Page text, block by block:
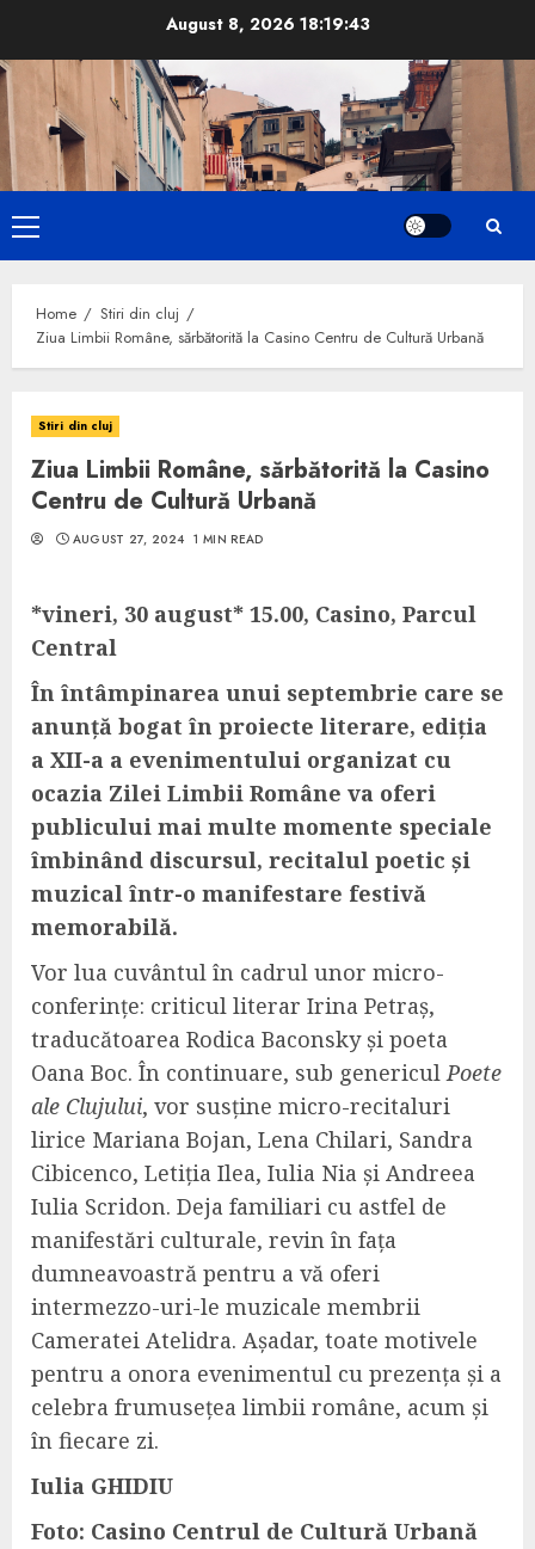
content
August 8, 2026 18:19:44
Primary
Menu
Home
Stiri din cluj
Ziua Limbii Române, sărbătorită la Casino Centru de Cultură Urbană
Stiri din cluj
Ziua Limbii Române, sărbătorită la Casino
Centru de Cultură Urbană
AUGUST 27, 2024 1 MIN READ
*vineri, 30 august* 15.00, Casino, Parcul
Central
În întâmpinarea unui septembrie care se
anunță bogat în proiecte literare, ediția
a XII-a a evenimentului organizat cu
ocazia Zilei Limbii Române va oferi
publicului mai multe momente speciale
îmbinând discursul, recitalul poetic și
muzical într-o manifestare festivă
memorabilă.
Vor lua cuvântul în cadrul unor micro-
conferințe: criticul literar Irina Petraș,
traducătoarea Rodica Baconsky și poeta
Oana Boc. În continuare, sub genericulPoete
ale Clujului, vor susține micro-recitaluri
lirice Mariana Bojan, Lena Chilari, Sandra
Cibicenco, Letiția Ilea, Iulia Nia și Andreea
Iulia Scridon. Deja familiari cu astfel de
manifestări culturale, revin în fața
dumneavoastră pentru a vă oferi
intermezzo-uri-le muzicale membrii
Cameratei Atelidra. Așadar, toate motivele
pentru a onora evenimentul cu prezența și a
celebra frumusețea limbii române, acum și
în fiecare zi.
Iulia GHIDIU
Foto: Casino Centrul de Cultură Urbană